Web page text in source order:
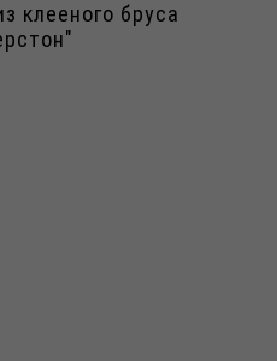
клееного бруса